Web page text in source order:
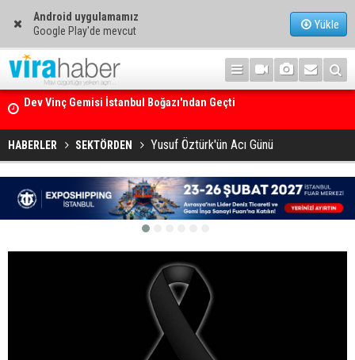
Android uygulamamız
Google Play'de mevcut
Yükle
Ege Denizi’nin En Büyük Mercan Ormanı
HABERLER SEKTÖRDEN Yusuf Öztürk'ün Acı Günü